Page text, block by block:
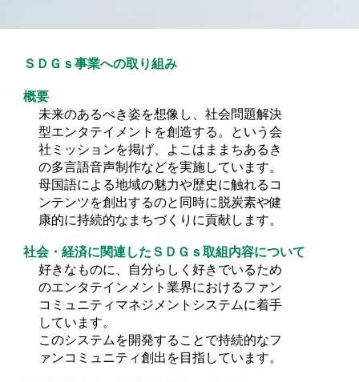
ＳＤＧｓ事業への取り組み
概要
未来のあるべき姿を想像し、社会問題解決
型エンタテイメントを創造する。という会
社ミッションを掲げ、よこはままちあるき
の多言語音声制作などを実施しています。
母国語による地域の魅力や歴史に触れるコ
ンテンツを創出するのと同時に脱炭素や健
康的に持続的なまちづくりに貢献します。
社会・経済に関連したＳＤＧｓ取組内容について
好きなものに、自分らしく好きでいるため
のエンタテインメント業界におけるファン
コミュニティマネジメントシステムに着手
しています。
このシステムを開発することで持続的なフ
ァンコミュニティ創出を目指しています。